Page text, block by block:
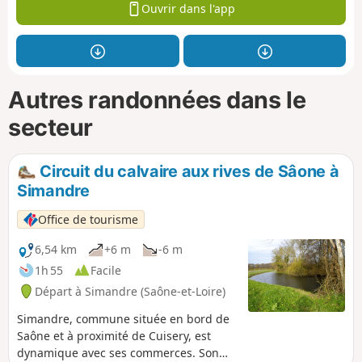
Ouvrir dans l'app
Autres randonnées dans le
secteur
Circuit du calvaire aux rives de Sâone à
Simandre
Office de tourisme
6,54 km
+6 m
-6 m
1h 55
Facile
Départ à Simandre (Saône-et-Loire)
Simandre, commune située en bord de
Saône et à proximité de Cuisery, est
dynamique avec ses commerces. Son